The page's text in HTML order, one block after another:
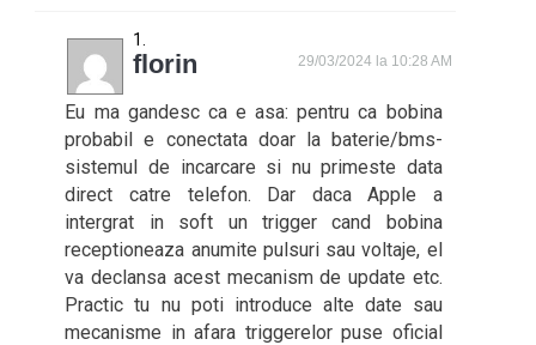
florin 29/03/2024 la 10:28 AM
Eu ma gandesc ca e asa: pentru ca bobina
probabil e conectata doar la baterie/bms-
sistemul de incarcare si nu primeste data
direct catre telefon. Dar daca Apple a
intergrat in soft un trigger cand bobina
receptioneaza anumite pulsuri sau voltaje, el
va declansa acest mecanism de update etc.
Practic tu nu poti introduce alte date sau
mecanisme in afara triggerelor puse oficial